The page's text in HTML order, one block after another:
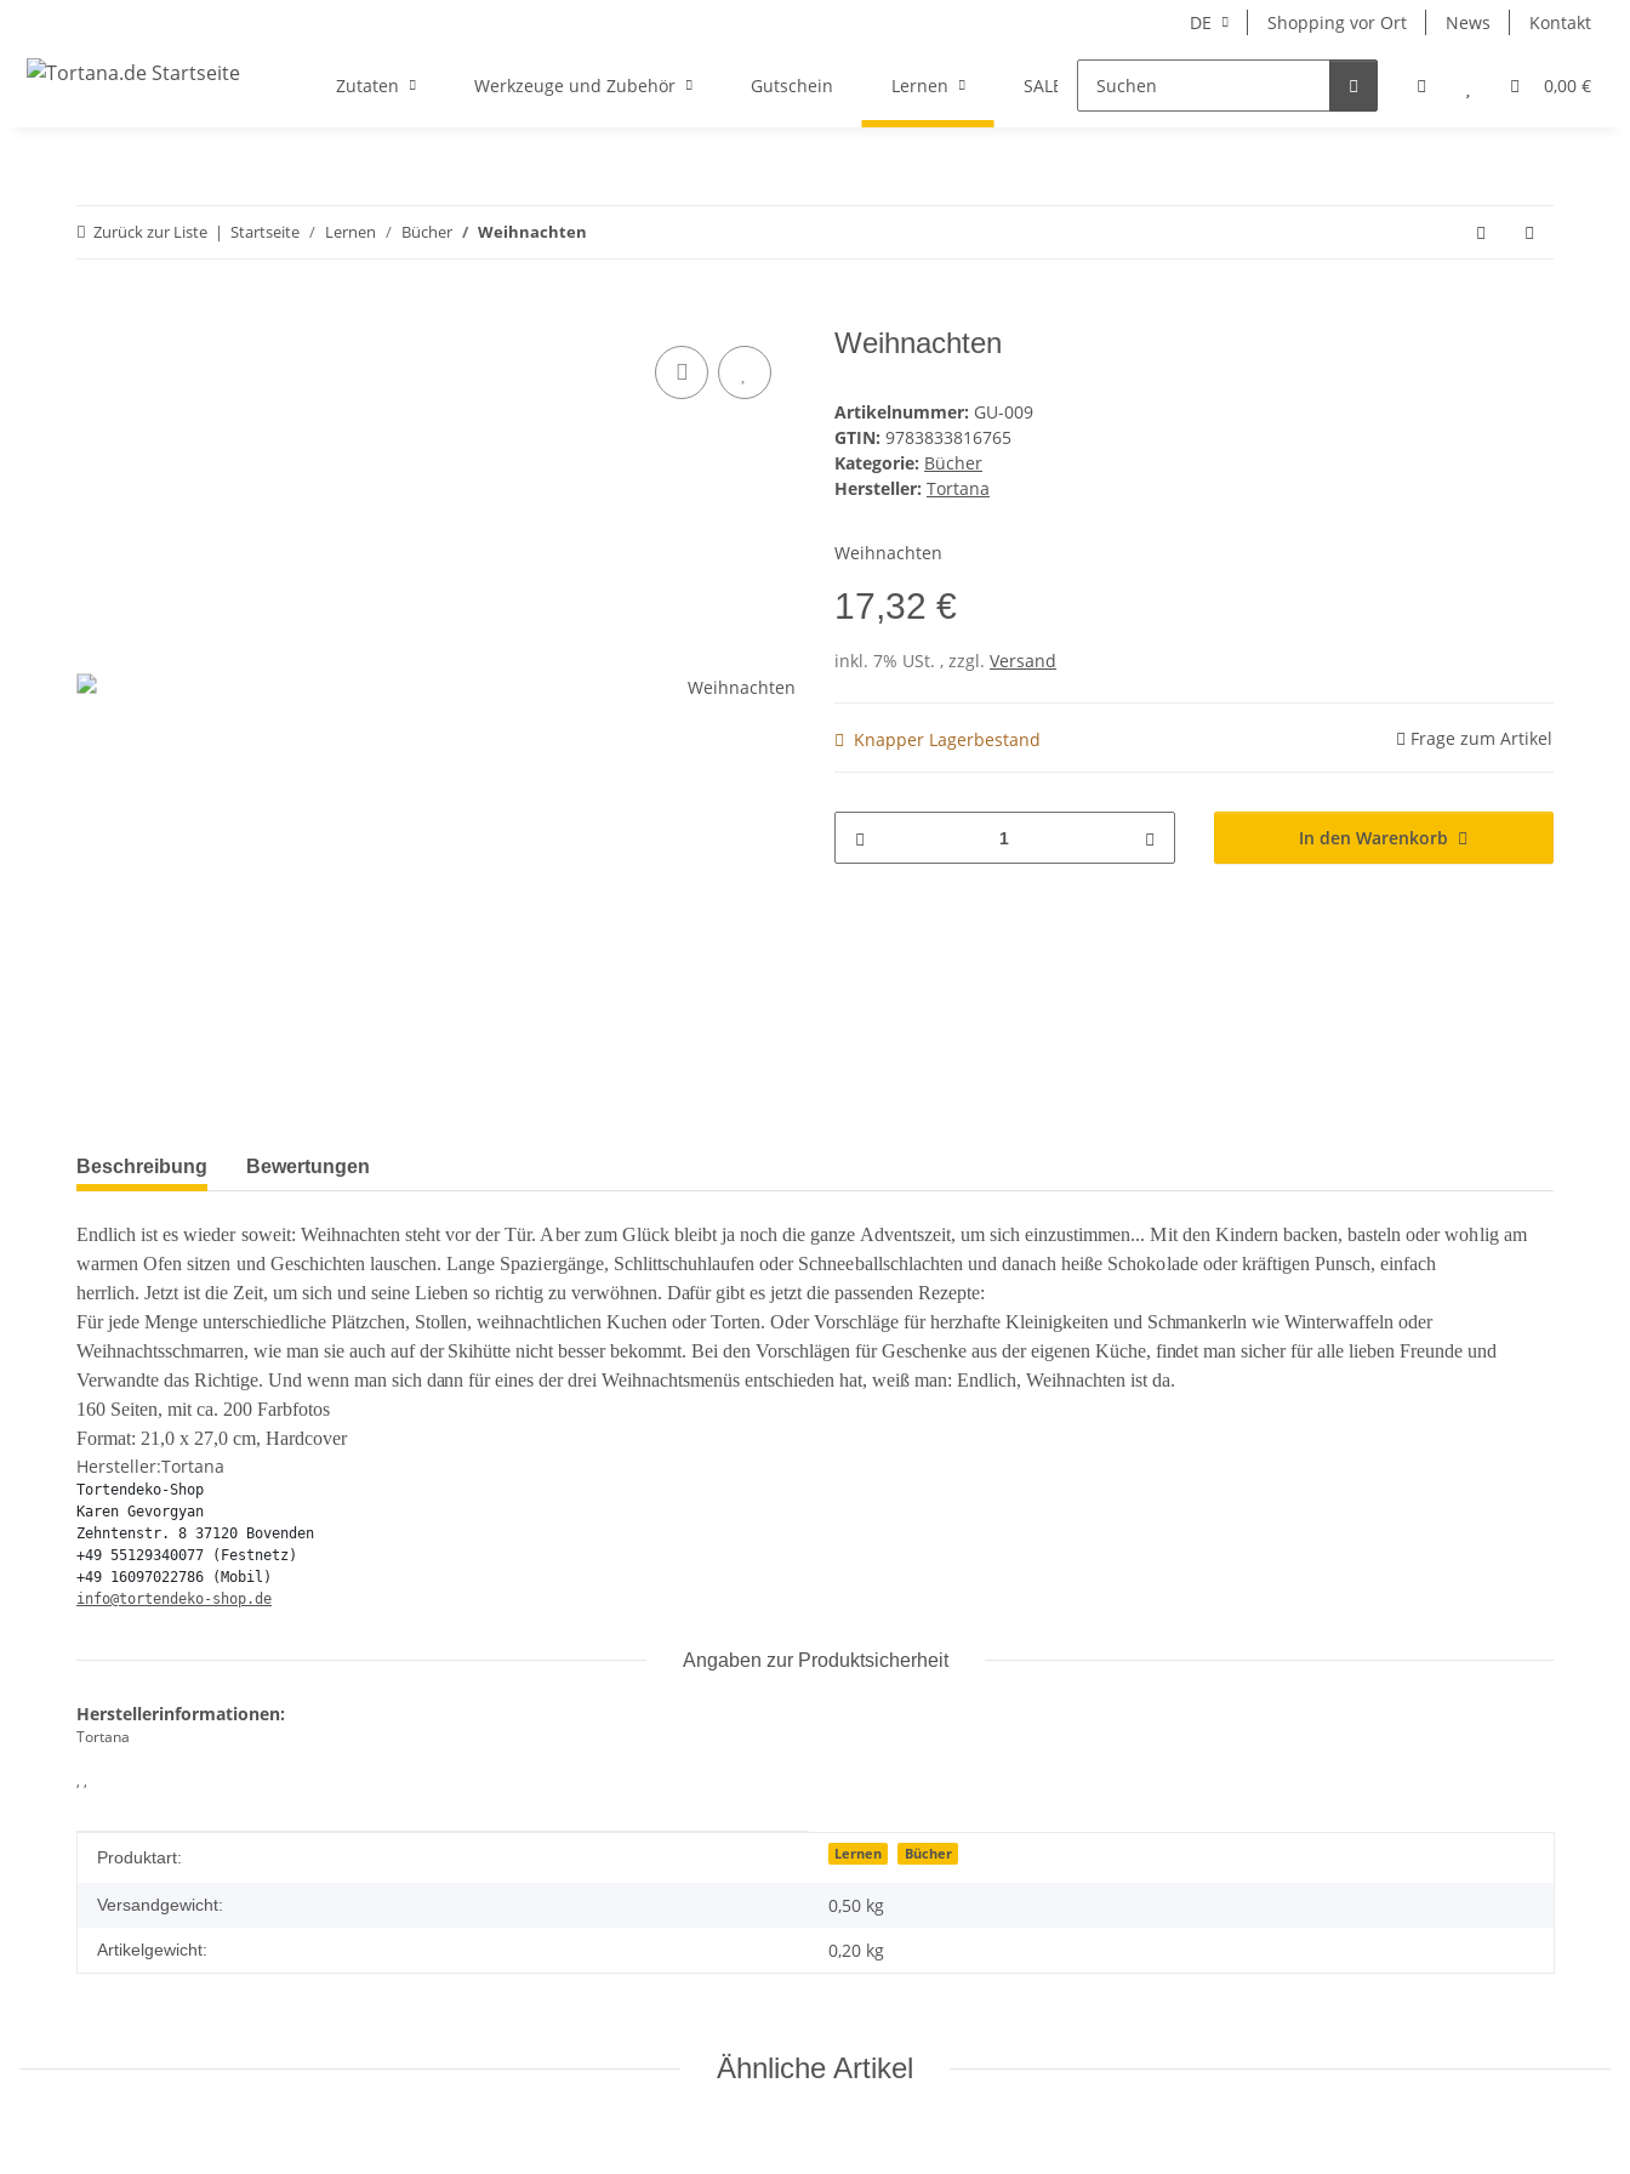
DE Shopping vor Ort News Kontakt
0,00 €
Zutaten Werkzeuge und Zubehör Gutschein Lernen SALE Hersteller
Zurück zur Liste Startseite Lernen Bücher Weihnachten
Weihnachten
Artikelnummer: GU-009
GTIN: 9783833816765
Kategorie: Bücher
Hersteller: Tortana
Weihnachten
17,32 €
inkl. 7% USt. , zzgl. Versand
Knapper Lagerbestand Frage zum Artikel
In den Warenkorb
weitere Registerkarten anzeigen
Beschreibung Bewertungen
Endlich ist es wieder soweit: Weihnachten steht vor der Tür. Aber zum Glück bleibt ja noch die ganze Adventszeit, um sich einzustimmen... Mit den Kindern backen, basteln oder wohlig am
warmen Ofen sitzen und Geschichten lauschen. Lange Spaziergänge, Schlittschuhlaufen oder Schneeballschlachten und danach heiße Schokolade oder kräftigen Punsch, einfach
herrlich. Jetzt ist die Zeit, um sich und seine Lieben so richtig zu verwöhnen. Dafür gibt es jetzt die passenden Rezepte:
Für jede Menge unterschiedliche Plätzchen, Stollen, weihnachtlichen Kuchen oder Torten. Oder Vorschläge für herzhafte Kleinigkeiten und Schmankerln wie Winterwaffeln oder
Weihnachtsschmarren, wie man sie auch auf der Skihütte nicht besser bekommt. Bei den Vorschlägen für Geschenke aus der eigenen Küche, findet man sicher für alle lieben Freunde und
Verwandte das Richtige. Und wenn man sich dann für eines der drei Weihnachtsmenüs entschieden hat, weiß man: Endlich, Weihnachten ist da.
160 Seiten, mit ca. 200 Farbfotos
Format: 21,0 x 27,0 cm, Hardcover
Hersteller:Tortana
Tortendeko-Shop
Karen Gevorgyan
Zehntenstr. 8 37120 Bovenden
+49 55129340077 (Festnetz)
info@tortendeko-shop.de
Angaben zur Produktsicherheit
Herstellerinformationen:
Tortana
, ,
Produkteigenschaft
Wert
Produktart: Lernen Bücher
Versandgewicht: 0,50 kg
Artikelgewicht: 0,20 kg
Ähnliche Artikel